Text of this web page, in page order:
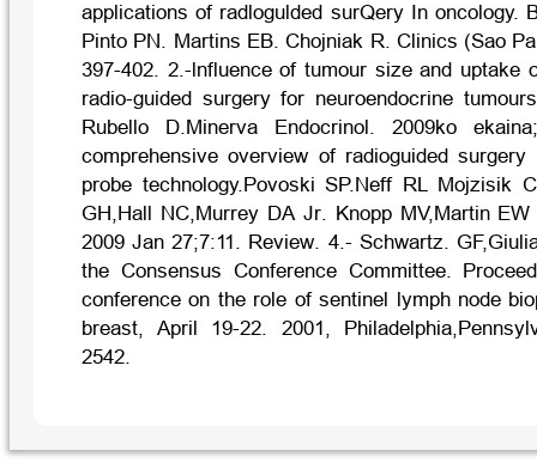
applications of radlogulded surQery In oncology.
Pinto PN. Martins EB. Chojniak R. Clinics (Sao
397-402. 2.-lnfluence of tumour size and uptake
radio-guided surgery for neuroendocrine
Rubello D.Minerva Endocrinol. 2009ko
comprehensive overview of radioguided
probe technology.Povoski SP.Neff RL Mojzisik
GH,Hall NC,Murrey DA Jr. Knopp MV,Martin
2009 Jan 27;7:11. Review. 4.- Schwartz.
the Consensus Conference Committee.
conference on the role of sentinel lymph node
breast, April 19-22. 2001,
2542.